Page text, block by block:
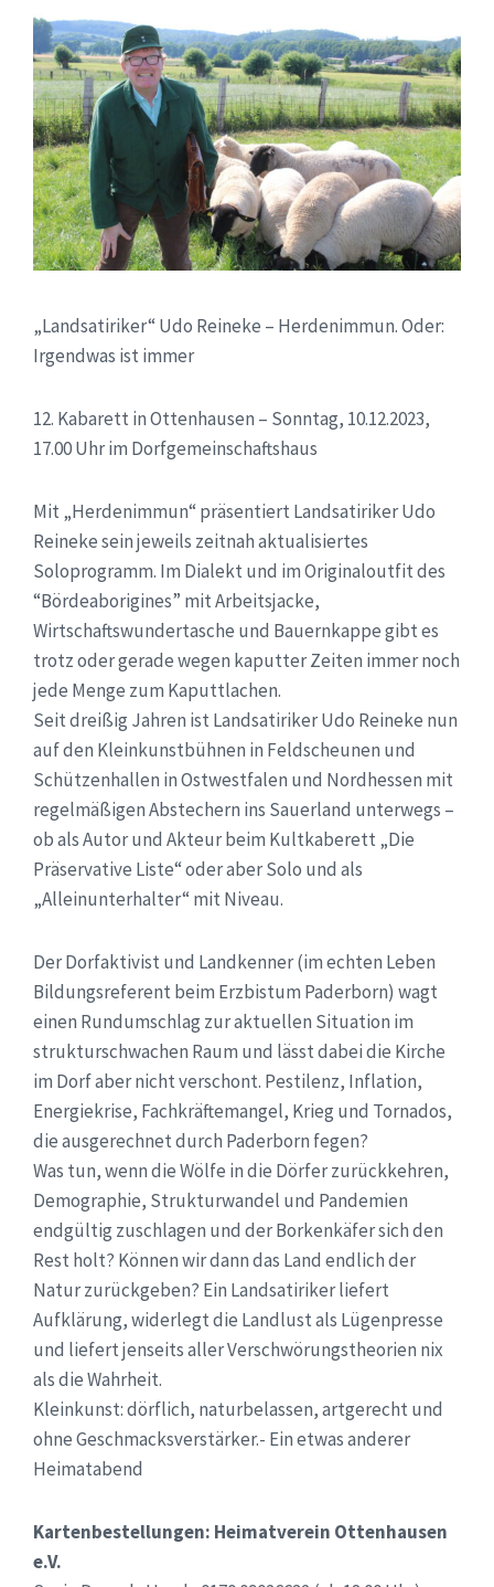
„Landsatiriker“ Udo Reineke – Herdenimmun. Oder:
Irgendwas ist immer
12. Kabarett in Ottenhausen – Sonntag, 10.12.2023,
17.00 Uhr im Dorfgemeinschaftshaus
Mit „Herdenimmun“ präsentiert Landsatiriker Udo
Reineke sein jeweils zeitnah aktualisiertes
Soloprogramm. Im Dialekt und im Originaloutfit des
“Bördeaborigines” mit Arbeitsjacke,
Wirtschaftswundertasche und Bauernkappe gibt es
trotz oder gerade wegen kaputter Zeiten immer noch
jede Menge zum Kaputtlachen.
Seit dreißig Jahren ist Landsatiriker Udo Reineke nun
auf den Kleinkunstbühnen in Feldscheunen und
Schützenhallen in Ostwestfalen und Nordhessen mit
regelmäßigen Abstechern ins Sauerland unterwegs –
ob als Autor und Akteur beim Kultkaberett „Die
Präservative Liste“ oder aber Solo und als
„Alleinunterhalter“ mit Niveau.
Der Dorfaktivist und Landkenner (im echten Leben
Bildungsreferent beim Erzbistum Paderborn) wagt
einen Rundumschlag zur aktuellen Situation im
strukturschwachen Raum und lässt dabei die Kirche
im Dorf aber nicht verschont. Pestilenz, Inflation,
Energiekrise, Fachkräftemangel, Krieg und Tornados,
die ausgerechnet durch Paderborn fegen?
Was tun, wenn die Wölfe in die Dörfer zurückkehren,
Demographie, Strukturwandel und Pandemien
endgültig zuschlagen und der Borkenkäfer sich den
Rest holt? Können wir dann das Land endlich der
Natur zurückgeben? Ein Landsatiriker liefert
Aufklärung, widerlegt die Landlust als Lügenpresse
und liefert jenseits aller Verschwörungstheorien nix
als die Wahrheit.
Kleinkunst: dörflich, naturbelassen, artgerecht und
ohne Geschmacksverstärker.- Ein etwas anderer
Heimatabend
Kartenbestellungen: Heimatverein Ottenhausen
e.V.